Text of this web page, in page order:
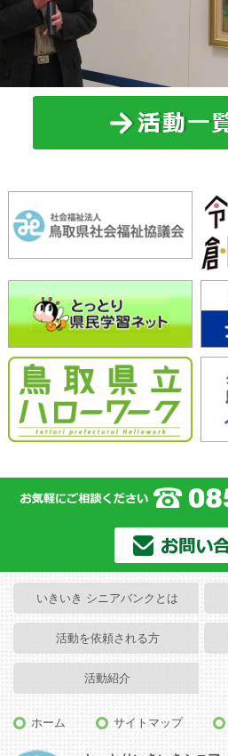
いきいき シニアバンクとは
活動を依頼される方
活動紹介
ホーム サイトマップ